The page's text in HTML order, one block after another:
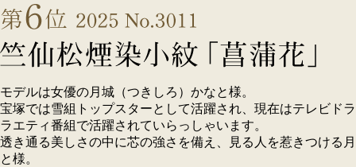
モデルは女優の月城（つきしろ）かなと様。
宝塚では雪組トップスターとして活躍され、現在はテレビド
ラエティ番組で活躍されていらっしゃいます。
透き通る美しさの中に芯の強さを備え、見る人を惹きつける
と様。